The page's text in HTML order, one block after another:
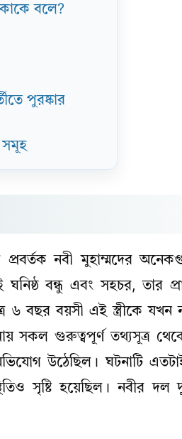
বলে?
পুরষ্কার
সমূহ
প্রবর্তক নবী মুহাম্মদের
ঘনিষ্ঠ বন্ধু এবং সহচর, তার
৬ বছর বয়সী এই স্ত্রীকে যখন
সকল গুরুত্বপূর্ণ তথ্যসূত্র
উঠেছিল। ঘটনাটি
সৃষ্টি হয়েছিল। নবীর